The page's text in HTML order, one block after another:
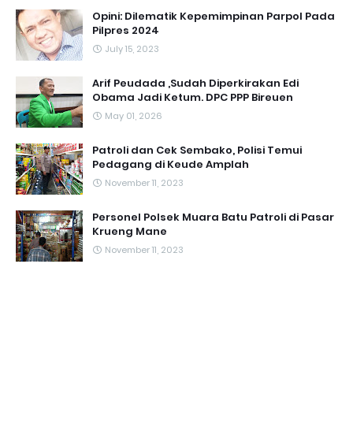
Opini: Dilematik Kepemimpinan Parpol Pada
Pilpres 2024
July 15, 2023
Arif Peudada ,Sudah Diperkirakan Edi
Obama Jadi Ketum. DPC PPP Bireuen
May 01, 2026
Patroli dan Cek Sembako, Polisi Temui
Pedagang di Keude Amplah
November 11, 2023
Personel Polsek Muara Batu Patroli di Pasar
Krueng Mane
November 11, 2023